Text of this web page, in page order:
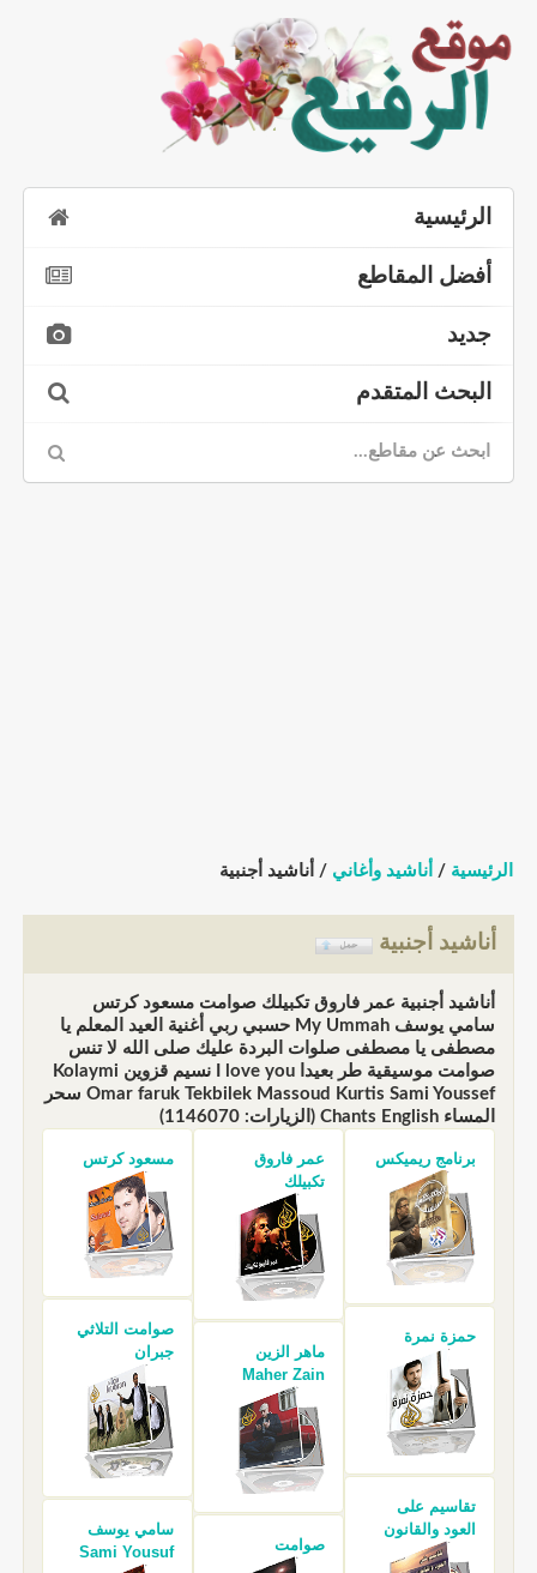
الرئيسية
أفضل المقاطع
جديد
البحث المتقدم
الرئيسية / أناشيد وأغاني / أناشيد أجنبية
أناشيد أجنبية
أناشيد أجنبية عمر فاروق تكبيلك صوامت مسعود كرتس
سامي يوسف My Ummah حسبي ربي أغنية العيد المعلم يا
مصطفى يا مصطفى صلوات البردة عليك صلى الله لا تنس
صوامت موسيقية طر بعيدا I love you نسيم قزوين Kolaymi
Omar faruk Tekbilek Massoud Kurtis Sami Youssef سحر
المساء Chants English (الزيارات: 1146070)
برنامج ريميكس
حمزة نمرة
تقاسيم على
العود والقانون
عمر فاروق
تكبيلك
ماهر الزين
Maher Zain
صوامت
مسعود كرتس
صوامت التلاثي
جبران
سامي يوسف
Sami Yousuf